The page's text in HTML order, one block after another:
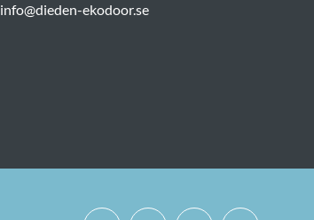
info@dieden-ekodoor.se